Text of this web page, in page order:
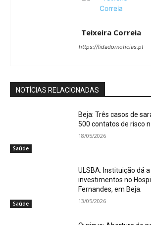
Teixeira Correia
https://lidadornoticias.pt
NOTÍCIAS RELACIONADAS
Saúde
Beja: Três casos de
500 contatos de risco
18/05/2026
Saúde
ULSBA: Instituição dá
investimentos no
Fernandes, em Beja.
13/05/2026